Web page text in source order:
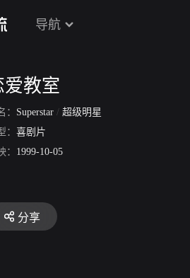
导航
爱教室
： Superstar / 超级明星
： 喜剧片
： 1999-10-05
分享